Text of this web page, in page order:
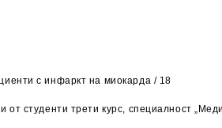
с инфаркт на миокарда / 18
студенти трети курс, специалност